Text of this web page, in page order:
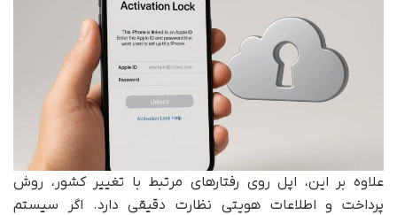
علاوه بر این، اپل روی رفتارهای مرتبط با تغییر کشور، روش
پرداخت و اطلاعات هویتی نظارت دقیقی دارد. اگر سیستم